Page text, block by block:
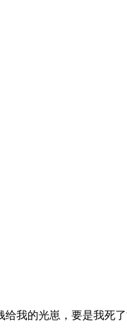
我的光崽，要是我死